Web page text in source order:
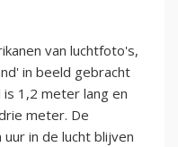
van luchtfoto's,
in beeld gebracht
1,2 meter lang en
meter. De
uur in de lucht blijven